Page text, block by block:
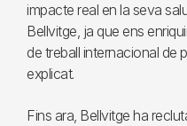
impacte real en la seva
Bellvitge, ja que ens
de treball internacional de
explicat.
Fins ara, Bellvitge ha